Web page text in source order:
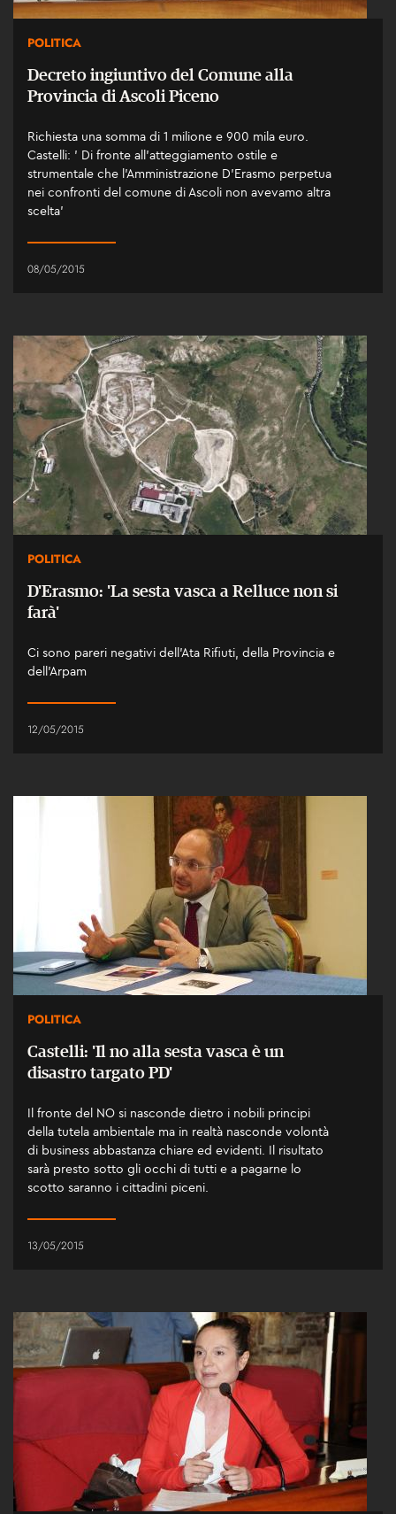
POLITICA
Decreto ingiuntivo del Comune alla
Provincia di Ascoli Piceno
Richiesta una somma di 1 milione e 900 mila euro.
Castelli: ' Di fronte all'atteggiamento ostile e
strumentale che l'Amministrazione D'Erasmo perpetua
nei confronti del comune di Ascoli non avevamo altra
scelta'
08/05/2015
POLITICA
D'Erasmo: 'La sesta vasca a Relluce non si
farà'
Ci sono pareri negativi dell'Ata Rifiuti, della Provincia e
dell'Arpam
12/05/2015
POLITICA
Castelli: 'Il no alla sesta vasca è un
disastro targato PD'
Il fronte del NO si nasconde dietro i nobili principi
della tutela ambientale ma in realtà nasconde volontà
di business abbastanza chiare ed evidenti. Il risultato
sarà presto sotto gli occhi di tutti e a pagarne lo
scotto saranno i cittadini piceni.
13/05/2015